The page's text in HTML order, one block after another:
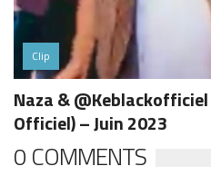
Clip
Naza &
Officiel) – Juin 2023
0 COMMENTS